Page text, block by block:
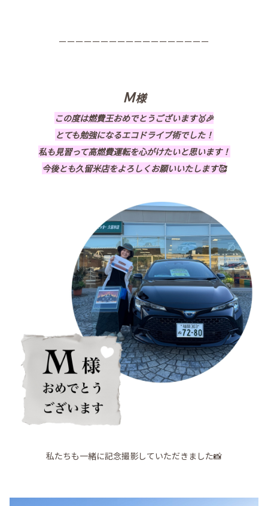
ーーーーーーーーーーーーーーーーーー
Ｍ様
この度は燃費王おめでとうございます🥇🎉
とても勉強になるエコドライブ術でした！
私も見習って高燃費運転を心がけたいと思います！
今後とも久留米店をよろしくお願いいたします🥰
私たちも一緒に記念撮影していただきました📸